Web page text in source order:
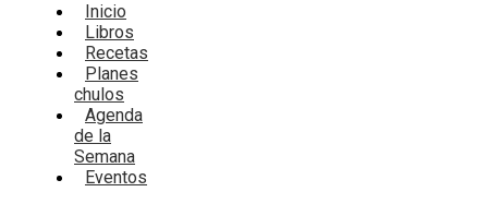
Inicio
Libros
Recetas
Planes
chulos
Agenda
de la
Semana
Eventos